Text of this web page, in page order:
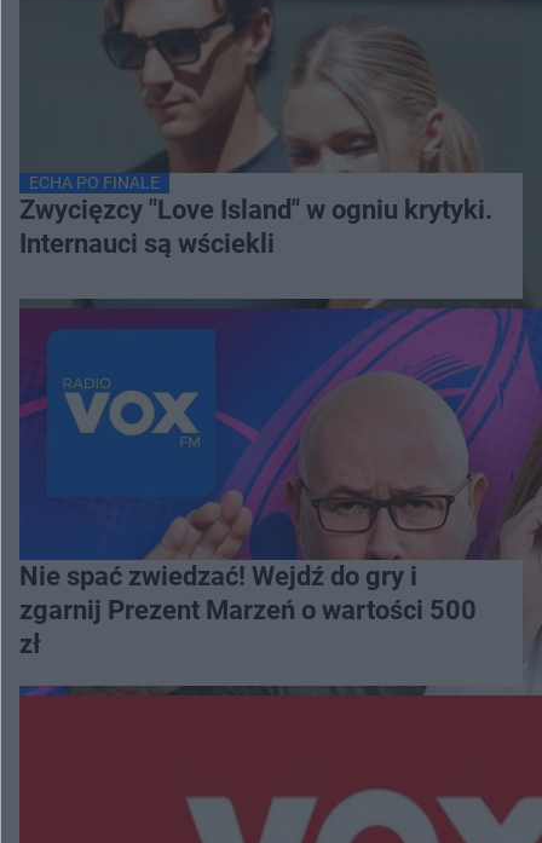
ECHA PO FINALE
Zwycięzcy "Love Island" w ogniu krytyki.
Internauci są wściekli
Nie spać zwiedzać! Wejdź do gry i
zgarnij Prezent Marzeń o wartości 500
zł